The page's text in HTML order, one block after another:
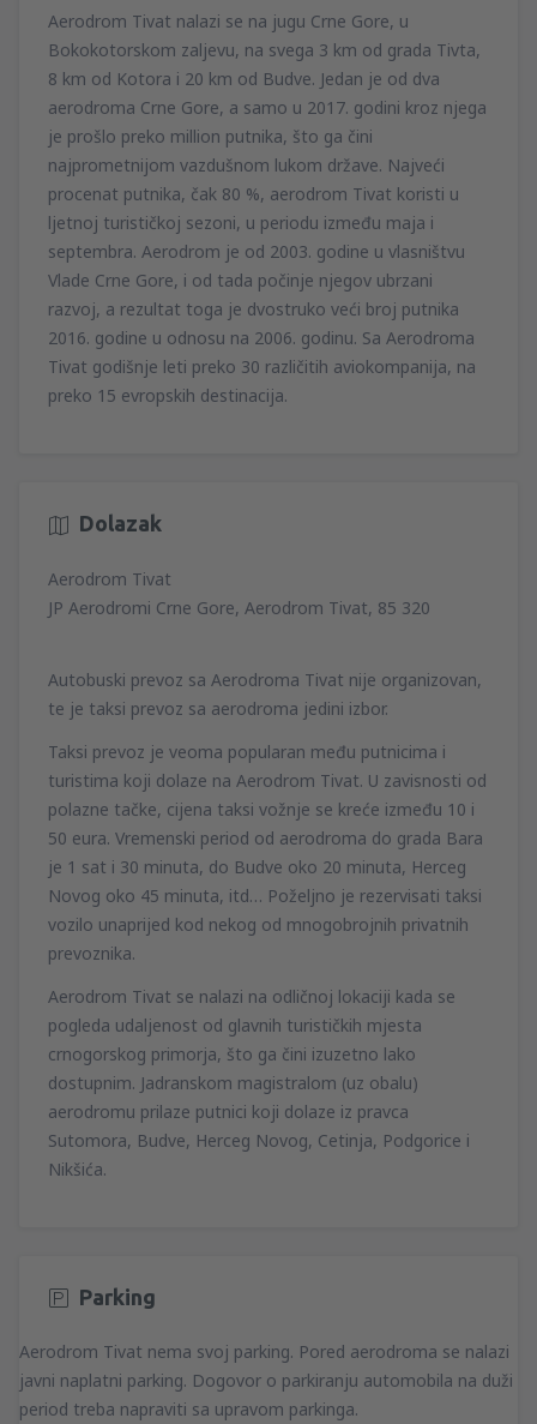
OD 38 EUR
odSarajevo, Sarajevo Intl Airport (SJJ)
58
Aerodrom Tivat nalazi se na jugu Crne Gore, u
Bokokotorskom zaljevu, na svega 3 km od grada Tivta,
8 km od Kotora i 20 km od Budve. Jedan je od dva
aerodroma Crne Gore, a samo u 2017. godini kroz njega
je prošlo preko million putnika, što ga čini
najprometnijom vazdušnom lukom države. Najveći
procenat putnika, čak 80 %, aerodrom Tivat koristi u
ljetnoj turističkoj sezoni, u periodu između maja i
septembra. Aerodrom je od 2003. godine u vlasništvu
Vlade Crne Gore, i od tada počinje njegov ubrzani
razvoj, a rezultat toga je dvostruko veći broj putnika
2016. godine u odnosu na 2006. godinu. Sa Aerodroma
Tivat godišnje leti preko 30 različitih aviokompanija, na
preko 15 evropskih destinacija.
Dolazak
Aerodrom Tivat
JP Aerodromi Crne Gore, Aerodrom Tivat, 85 320
Autobuski prevoz sa Aerodroma Tivat nije organizovan,
te je taksi prevoz sa aerodroma jedini izbor.
Taksi prevoz je veoma popularan među putnicima i
turistima koji dolaze na Aerodrom Tivat. U zavisnosti od
polazne tačke, cijena taksi vožnje se kreće između 10 i
50 eura. Vremenski period od aerodroma do grada Bara
je 1 sat i 30 minuta, do Budve oko 20 minuta, Herceg
Novog oko 45 minuta, itd… Poželjno je rezervisati taksi
vozilo unaprijed kod nekog od mnogobrojnih privatnih
prevoznika.
Aerodrom Tivat se nalazi na odličnoj lokaciji kada se
pogleda udaljenost od glavnih turističkih mjesta
crnogorskog primorja, što ga čini izuzetno lako
dostupnim. Jadranskom magistralom (uz obalu)
aerodromu prilaze putnici koji dolaze iz pravca
Sutomora, Budve, Herceg Novog, Cetinja, Podgorice i
Nikšića.
Parking
Aerodrom Tivat nema svoj parking. Pored aerodroma se nalazi
javni naplatni parking. Dogovor o parkiranju automobila na duži
period treba napraviti sa upravom parkinga.